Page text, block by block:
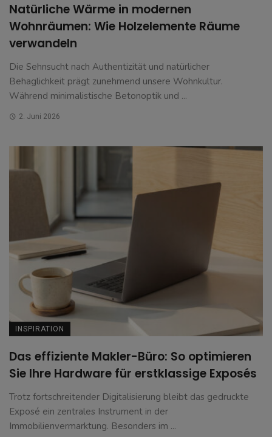
Natürliche Wärme in modernen
Wohnräumen: Wie Holzelemente Räume
verwandeln
Die Sehnsucht nach Authentizität und natürlicher
Behaglichkeit prägt zunehmend unsere Wohnkultur.
Während minimalistische Betonoptik und ...
2. Juni 2026
INSPIRATION
Das effiziente Makler-Büro: So optimieren
Sie Ihre Hardware für erstklassige Exposés
Trotz fortschreitender Digitalisierung bleibt das gedruckte
Exposé ein zentrales Instrument in der
Immobilienvermarktung. Besonders im ...